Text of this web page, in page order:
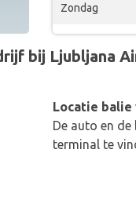
Zondag
bij Ljubljana
Locatie
De auto en
terminal te